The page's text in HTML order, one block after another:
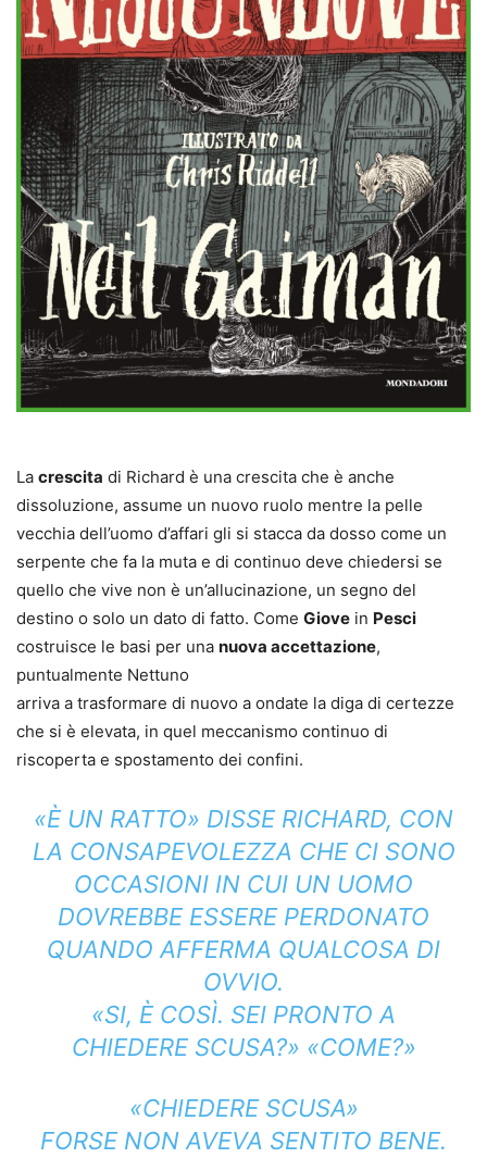
La crescita di Richard è una crescita che è anche
dissoluzione, assume un nuovo ruolo mentre la pelle
vecchia dell’uomo d’affari gli si stacca da dosso come un
serpente che fa la muta e di continuo deve chiedersi se
quello che vive non è un’allucinazione, un segno del
destino o solo un dato di fatto. Come Giove in Pesci
costruisce le basi per una nuova accettazione,
puntualmente Nettuno
arriva a trasformare di nuovo a ondate la diga di certezze
che si è elevata, in quel meccanismo continuo di
riscoperta e spostamento dei confini.
«È UN RATTO» DISSE RICHARD, CON
LA CONSAPEVOLEZZA CHE CI SONO
OCCASIONI IN CUI UN UOMO
DOVREBBE ESSERE PERDONATO
QUANDO AFFERMA QUALCOSA DI
OVVIO.
«SI, È COSÌ. SEI PRONTO A
CHIEDERE SCUSA?» «COME?»
«CHIEDERE SCUSA»
FORSE NON AVEVA SENTITO BENE.